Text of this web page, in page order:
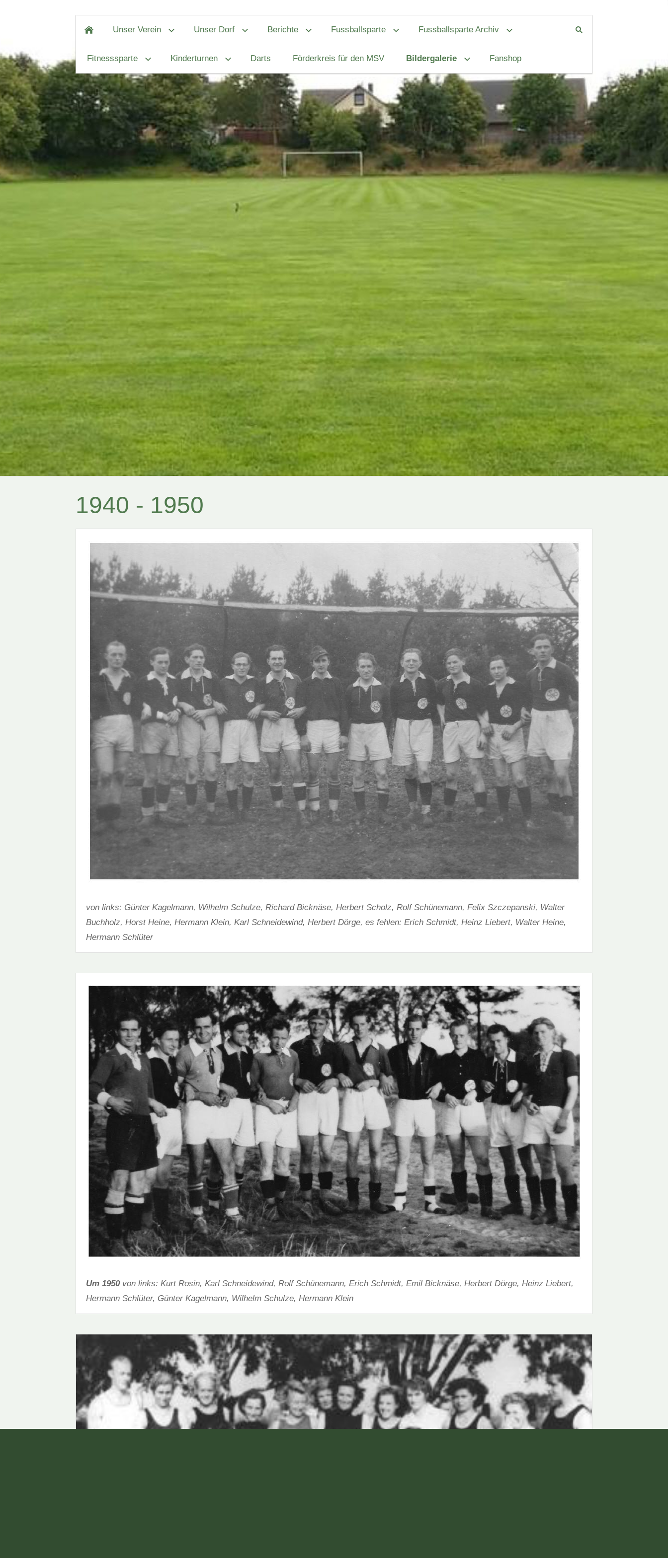
Unser Verein Unser Dorf Berichte Fussballsparte Fussballsparte Archiv
Fitnesssparte Kinderturnen Darts Förderkreis für den MSV Bildergalerie Fanshop
1940 - 1950
von links: Günter Kagelmann, Wilhelm Schulze, Richard Bicknäse, Herbert Scholz, Rolf Schünemann, Felix Szczepanski, Walter
Buchholz, Horst Heine, Hermann Klein, Karl Schneidewind, Herbert Dörge, es fehlen: Erich Schmidt, Heinz Liebert, Walter Heine,
Hermann Schlüter
Um 1950von links: Kurt Rosin, Karl Schneidewind, Rolf Schünemann, Erich Schmidt, Emil Bicknäse, Herbert Dörge, Heinz Liebert,
Hermann Schlüter, Günter Kagelmann, Wilhelm Schulze, Hermann Klein